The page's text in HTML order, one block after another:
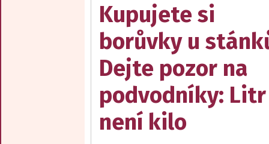
Kupujete si
borůvky u
Dejte pozor na
podvodníky: Litr
není kilo